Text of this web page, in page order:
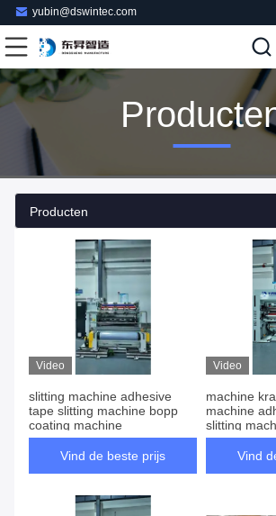
yubin@dswintec.com
Producten
Video
slitting machine adhesive
tape slitting machine bopp
coating machine
Vind de beste prijs
Video
machine
machine
slitting
Vind